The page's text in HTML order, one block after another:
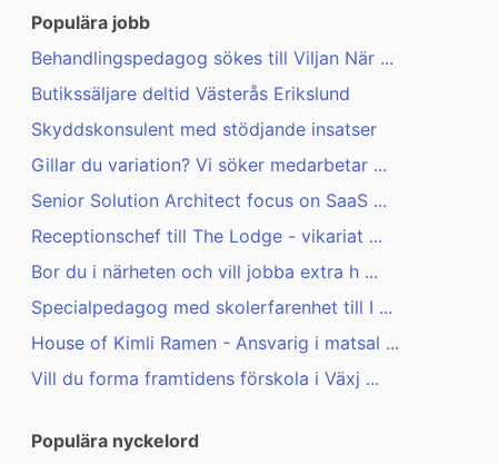
Populära jobb
Behandlingspedagog sökes till Viljan När ...
Butikssäljare deltid Västerås Erikslund
Skyddskonsulent med stödjande insatser
Gillar du variation? Vi söker medarbetar ...
Senior Solution Architect focus on SaaS ...
Receptionschef till The Lodge - vikariat ...
Bor du i närheten och vill jobba extra h ...
Specialpedagog med skolerfarenhet till I ...
House of Kimli Ramen - Ansvarig i matsal ...
Vill du forma framtidens förskola i Växj ...
Populära nyckelord